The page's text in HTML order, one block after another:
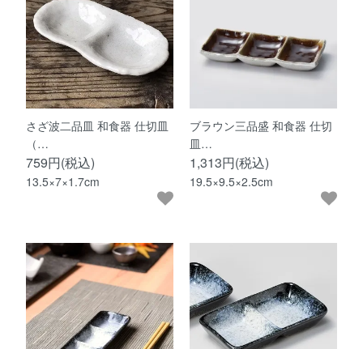
さざ波二品皿 和食器 仕切皿
（…
759円(税込)
13.5×7×1.7cm
ブラウン三品盛 和食器 仕切
皿…
1,313円(税込)
19.5×9.5×2.5cm